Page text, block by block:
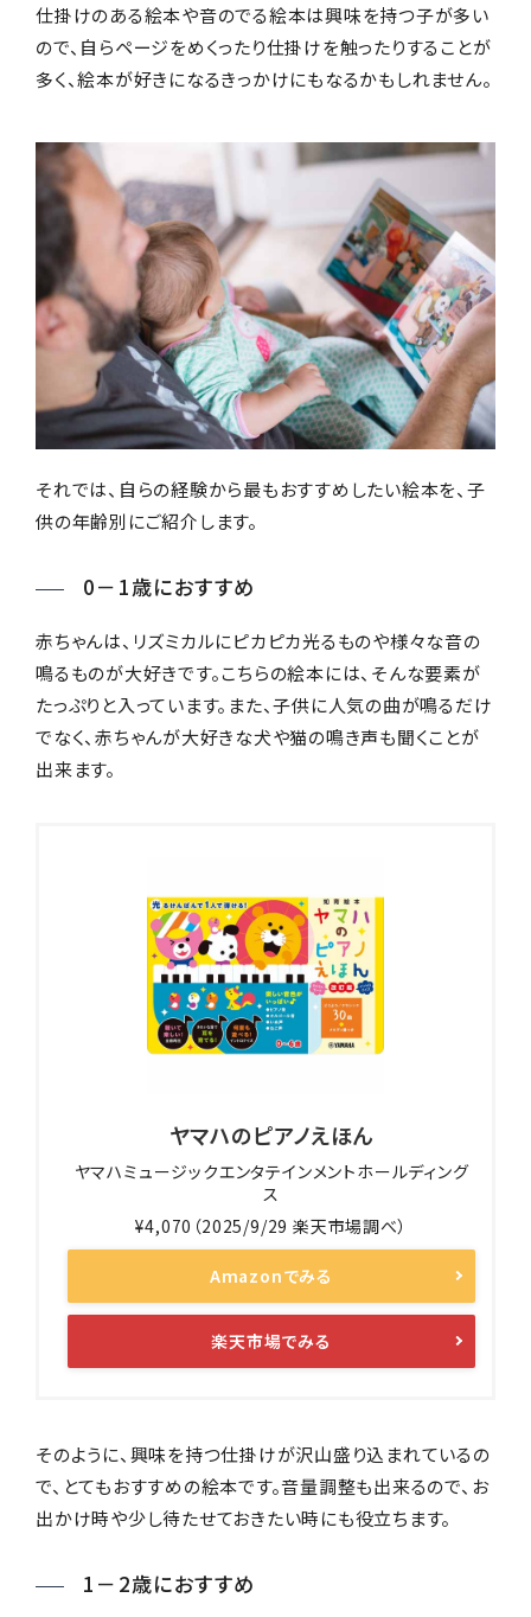
仕掛けのある絵本や音のでる絵本は興味を持つ子が多い
ので、自らページをめくったり仕掛けを触ったりすることが
多く、絵本が好きになるきっかけにもなるかもしれません。
それでは、自らの経験から最もおすすめしたい絵本を、子
供の年齢別にご紹介します。
0－1歳におすすめ
赤ちゃんは、リズミカルにピカピカ光るものや様々な音の
鳴るものが大好きです。こちらの絵本には、そんな要素が
たっぷりと入っています。また、子供に人気の曲が鳴るだけ
でなく、赤ちゃんが大好きな犬や猫の鳴き声も聞くことが
出来ます。
ヤマハのピアノえほん
ヤマハミュージックエンタテインメントホールディング
ス
¥4,070（2025/9/29 楽天市場調べ）
Amazonでみる
楽天市場でみる
そのように、興味を持つ仕掛けが沢山盛り込まれているの
で、とてもおすすめの絵本です。音量調整も出来るので、お
出かけ時や少し待たせておきたい時にも役立ちます。
1－2歳におすすめ